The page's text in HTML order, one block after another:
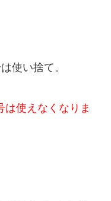
使い捨て。
使えなくなりま